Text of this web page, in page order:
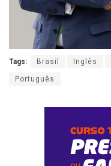
Tags: Brasil Inglês
Português